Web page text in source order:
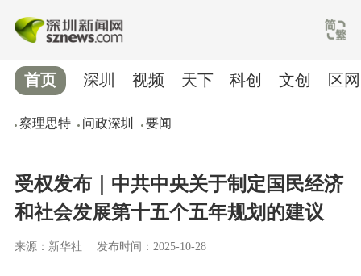
首页
察理思特 问政深圳 要闻
深圳 视频 天下 科创 文创 区网
受权发布｜中共中央关于制定国民经济
和社会发展第十五个五年规划的建议
来源：新华社 发布时间：2025-10-28